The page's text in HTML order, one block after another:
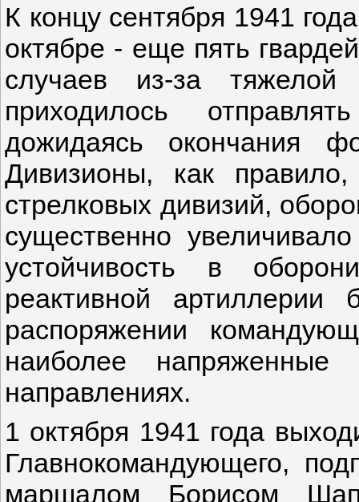
К концу сентября 1941
октябре - еще пять
случаев из-за
приходилось
дожидаясь окончания
Дивизионы, как
стрелковых дивизий,
существенно
устойчивость в
реактивной
распоряжении
наиболее
направлениях.
1 октября 1941 года
Главнокомандующего,
маршалом Борисом